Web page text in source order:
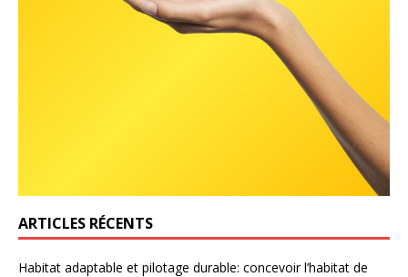
ARTICLES RÉCENTS
Habitat adaptable et pilotage durable: concevoir l’habitat de